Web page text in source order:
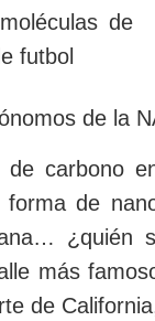
de la
de carbono
forma de
¿quién
más
de